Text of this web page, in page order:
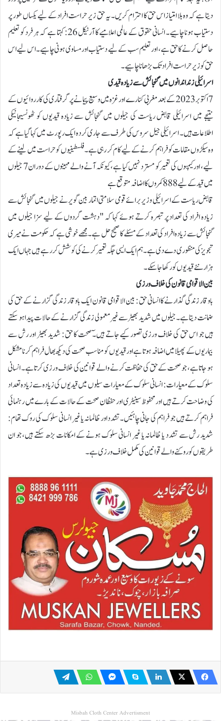
دیتا ہے کہ وہ بلا امتیاز اس حق کا احترام کریں۔ یہ حق زیر حراست افراد کے لیے یکساں طور پر
دستیاب ہونا چاہیے۔ انسانی حقوق کے عالمی اعلامیے کا آرٹیکل 26: کہتا ہے کہ ہر فرد کو تعلیم
حاصل کرنے کا حق ہے، اور تعلیم سب کے لیے دستیاب اور مساوی ہونی چاہیے۔ اس لیے اس
حق کو زیر حراست افراد تک بڑھانا چاہیے۔
اسرائیلی زنداندانوں میں گنجائش سے زیادہ قیدی
7 اکتوبر 2023 کے بعد مغربی کنارے اور غزہ میں وسیع پیمانے پر گرفتاری کی کارروائیوں کے
نتیجے میں اسرائیلی قابض ریاست کی جیلوں میں گنجائش سے زیادہ قیدیوں کو ٹھونسیجانیکی
اطلاعات ہیں۔ اسرائیلی جیل سروس کی طرف سے جاری کردہ ایک رپورٹ میں کہا گیا ہے کہ
وہ سیکڑوں مقامات کو فراہم کرنے کے لیے کام کر رہی ہے۔ فلسطینیوں کو حراست میں لینے کے
لیے، اور کیمپوں کی تعمیر کو مسترد نہیں کیا ہے، کیونکہ آنے والے مہینوں کے دوران 7 جیلوں
میں قید کے لیے 888 کمروں کا اضافہ متوقع ہے
قابض ریاست کے اسرائیلی وزیر برائے قومی سلامتی اتمار بین گویر نے جیلوں میں گنجائش سے
زیادہ افراد کی تعداد پر تبصرہ کرتے ہوئے کہا کہ "دہشت گردوں کے لیے سزا جیلوں میں
گنجائش سے زیادہ افراد کی تعداد کے مسئلے کا صحیح حل ہے۔ مجھے خوشی ہے کہ حکومت نے میری
تجویز کی منظوری دے دی ہے۔ ہم ایک ایسی جگہ تعمیر کرنے کی کوشش کررہے ہیں جہاں ایک
ہزار نئے قیدیوں کو رکھا جا سکے۔
بین الاقوامی قانون کی خلاف ورزی
باوقار زندگی گذارنے کا انسانی حق: بین الاقوامی قانون ایک باوقار زندگی گزارنے کے حق کی
ضمانت دیتا ہے۔جیلوں میں شدید بھیڑسے غیرمعمولی زندگی گزارنے کے حالات پیدا ہو سکتے
ہیں جو اس حق کی خلاف ورزی تصور کیے جاتے ہیں۔ٓ صحت کا حق: شدید بھیڑ اور رش سے
بیماریوں کے پھیلا میں اضافہ ہوتا ہے اور قیدیوں کو مناسب صحت کی دیکھ بھال فراہم کرنا مشکل
ہو جاتا ہے، جو صحت کے حق کی حفاظت کرنے والے قوانین کی خلاف ورزی کرتا ہے۔ انسانی
سلوک کے معیارات: انسانی سلوک کے معیارات سیلوں میں قیدیوں کی زیادہ سے زیادہ تعداد
کی وضاحت کرتے ہیں اور محفوظ سینیٹری اور حفظان صحت کے حالات کے بارے میں رہنمائی
فراہم کرتے ہیں جو فراہم کی جانی چاہئیں۔تشدد اور ظالمانہ یا غیر انسانی سلوک کی روک تھام:
شدید رش سے تشدد یا ظالمانہ یا غیر انسانی سلوک ہونے کے امکانات بڑھ سکتے ہیں، جو ان
طریقوں کو روکنے والے قوانین کی مکمل خلاف ورزی ہے۔
Misbah Cloth Center Advertisment